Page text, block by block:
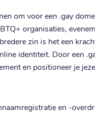
om voor een .gay
organisaties,
zin is het een
identiteit. Door een
en positioneer je
en -